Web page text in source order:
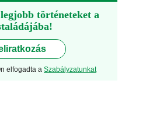
történeteket a
elfogadta a Szabályzatunkat